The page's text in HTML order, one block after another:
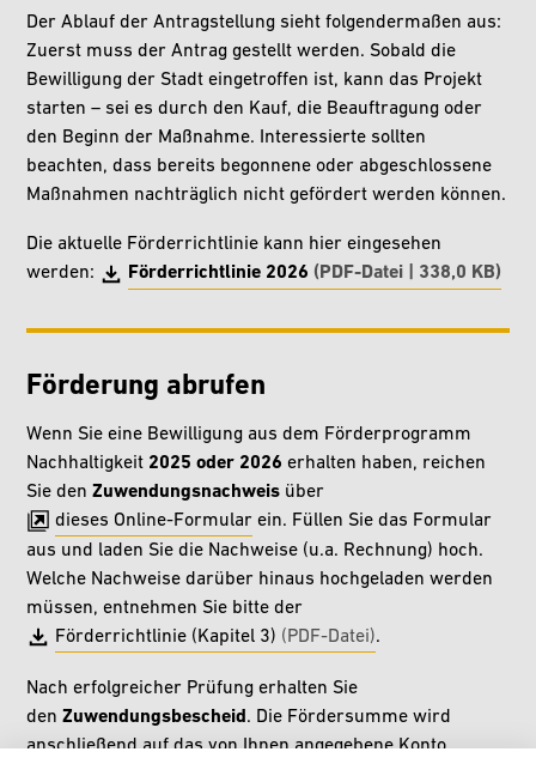
Der Ablauf der Antragstellung sieht folgendermaßen aus:
Zuerst muss der Antrag gestellt werden. Sobald die
Bewilligung der Stadt eingetroffen ist, kann das Projekt
starten – sei es durch den Kauf, die Beauftragung oder
den Beginn der Maßnahme. Interessierte sollten
beachten, dass bereits begonnene oder abgeschlossene
Maßnahmen nachträglich nicht gefördert werden können.
Die aktuelle Förderrichtlinie kann hier eingesehen
werden:
Förderrichtlinie 2026(PDF-Datei | 338,0 KB)
Förderung abrufen
Wenn Sie eine Bewilligung aus dem Förderprogramm
Nachhaltigkeit 2025 oder 2026erhalten haben, reichen
Sie denZuwendungsnachweis über
dieses Online-Formular ein. Füllen Sie das Formular
aus und laden Sie die Nachweise (u.a. Rechnung) hoch.
Welche Nachweise darüber hinaus hochgeladen werden
müssen, entnehmen Sie bitte der
Förderrichtlinie (Kapitel 3) (PDF-Datei).
Nach erfolgreicher Prüfung erhalten Sie
denZuwendungsbescheid . Die Fördersumme wird
anschließend auf das von Ihnen angegebene Konto